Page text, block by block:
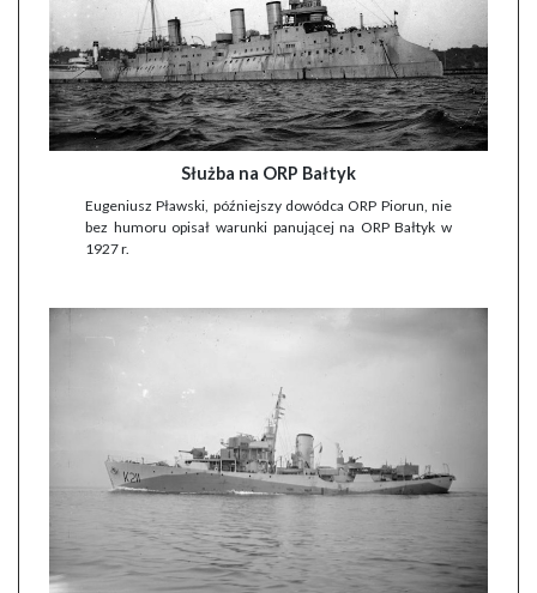
Służba na ORP Bałtyk
Eugeniusz Pławski, późniejszy dowódca ORP Piorun, nie
bez humoru opisał warunki panującej na ORP Bałtyk w
1927 r.